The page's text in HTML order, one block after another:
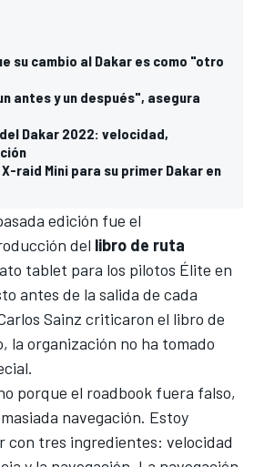
su cambio al Dakar es como "otro
antes y un después", asegura
Dakar 2022: velocidad,
raid Mini para su primer Dakar en
edición fue el
del libro de ruta
tablet para los pilotos Élite en
antes de la salida de cada
Sainz criticaron el libro de
la organización no ha tomado
porque el roadbook fuera falso,
navegación. Estoy
con tres ingredientes: velocidad